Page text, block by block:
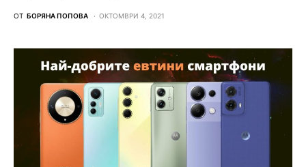
ОТ БОРЯНА ПОПОВА ОКТОМВРИ 4, 2021